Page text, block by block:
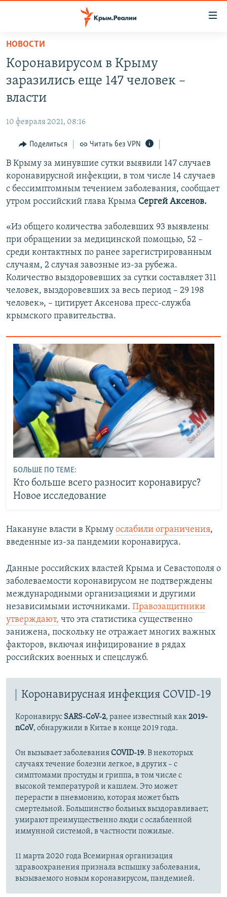
Вернуться
основному
содержанию
Вернутся
главной
навигации
Вернутся
поиску
СПЕЦПРОЕКТЫ
11 ЛЕТ ОККУПАЦИИ КРЫМА. 11 ИСТОРИЙ СОПРОТИВЛЕНИЯ
ВОДА
ЕЩЕ
ИНТЕРАКТИВ
ИНФОГРАФИКА
ТЕЛЕПРОЕКТ КРЫМ.РЕАЛИИ
СОВЕТЫ ПРАВОЗАЩИТНИКОВ
ПОБЕДИТЕЛЕЙ НЕ СУДЯТ?
КРЫМ.НЕПОКОРЕННЫЙ
ELIFBE
УКРАИНСКАЯ ПРОБЛЕМА КРЫМА
РАДІО СВОБОДА
КАК ОБОЙТИ БЛОКИРОВКУ
Українською
Qırımtatar
ПРИСОЕДИНЯЙТЕСЬ!
Все сайты RFE/RL
НОВОСТИ
Коронавирусом в Крыму
заразились еще 147 человек –
власти
10 февраля 2021, 08:16
Поделиться Читать без VPN
В Крыму за минувшие сутки выявили 147 случаев
коронавирусной инфекции, в том числе 14 случаев
с бессимптомным течением заболевания, сообщает
утром российский глава Крыма Сергей Аксенов.
«Из общего количества заболевших 93 выявлены
при обращении за медицинской помощью, 52 –
среди контактных по ранее зарегистрированным
случаям, 2 случая завозные из-за рубежа.
Количество выздоровевших за сутки составляет 311
человек, выздоровевших за весь период – 29 198
человек», – цитирует Аксенова пресс-служба
крымского правительства.
БОЛЬШЕ ПО ТЕМЕ:
Кто больше всего разносит коронавирус?
Новое исследование
Накануне власти в Крыму ослабили ограничения,
введенные из-за пандемии коронавируса.
Данные российских властей Крыма и Севастополя о
заболеваемости коронавирусом не подтверждены
международными организациями и другими
независимыми источниками. Правозащитники
утверждают, что эта статистика существенно
занижена, поскольку не отражает многих важных
факторов, включая инфицирование в рядах
российских военных и спецслужб.
Коронавирусная инфекция COVID-19
Коронавирус SARS-CoV-2, ранее известный как2019-
nCoV, обнаружили в Китае в конце 2019 года.
Он вызывает заболеванияCOVID-19. В некоторых
случаях течение болезни легкое, в других – с
симптомами простуды и гриппа, в том числе с
высокой температурой и кашлем. Это может
перерасти в пневмонию, которая может быть
смертельной. Большинство больных выздоравливает;
умирают преимущественно люди с ослабленной
иммунной системой, в частности пожилые.
11 марта 2020 года Всемирная организация
здравоохранения признала вспышку заболевания,
вызываемого новым коронавирусом, пандемией.